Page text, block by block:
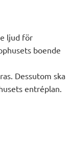
ljud för
boende
Dessutom ska
entréplan.